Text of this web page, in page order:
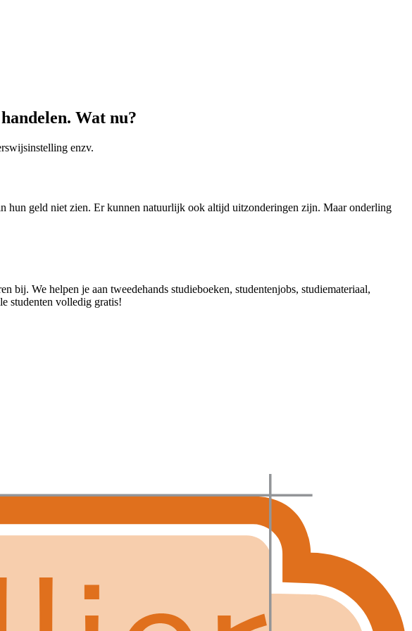
Wat nu?
enzv.
hun geld niet zien. Er kunnen natuurlijk ook altijd uitzonderingen zijn. Maar onderling
bij. We helpen je aan tweedehands studieboeken, studentenjobs, studiemateriaal,
studenten volledig gratis!